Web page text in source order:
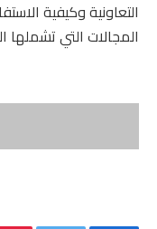
التعاونية وكيفية
المجالات التي تشملها